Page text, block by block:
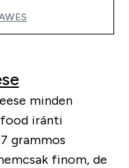
minden
iránti
grammos
finom, de